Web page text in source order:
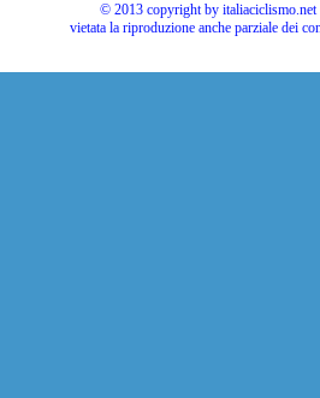
© 2013 copyright by
vietata la riproduzione anche parziale dei